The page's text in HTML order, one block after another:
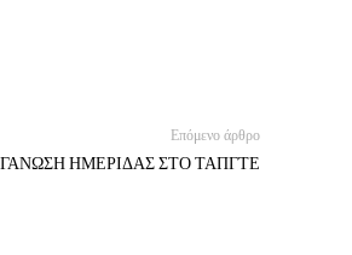
Επόμενο άρθρο
ΗΜΕΡΙΔΑΣ ΣΤΟ ΤΑΠΓΤΕ